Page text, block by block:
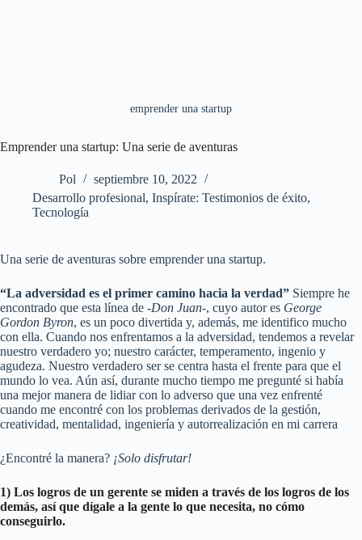
emprender una startup
Emprender una startup: Una serie de aventuras
Pol
septiembre 10, 2022
Desarrollo profesional, Inspírate: Testimonios de éxito,
Tecnología
Una serie de aventuras sobre emprender una startup.
“La adversidad es el primer camino hacia la verdad” Siempre he
encontrado que esta línea de -Don Juan-, cuyo autor es George
Gordon Byron, es un poco divertida y, además, me identifico mucho
con ella. Cuando nos enfrentamos a la adversidad, tendemos a revelar
nuestro verdadero yo; nuestro carácter, temperamento, ingenio y
agudeza. Nuestro verdadero ser se centra hasta el frente para que el
mundo lo vea. Aún así, durante mucho tiempo me pregunté si había
una mejor manera de lidiar con lo adverso que una vez enfrenté
cuando me encontré con los problemas derivados de la gestión,
creatividad, mentalidad, ingeniería y autorrealización en mi carrera
¿Encontré la manera? ¡Solo disfrutar!
1) Los logros de un gerente se miden a través de los logros de los
demás, así que dígale a la gente lo que necesita, no cómo
conseguirlo.